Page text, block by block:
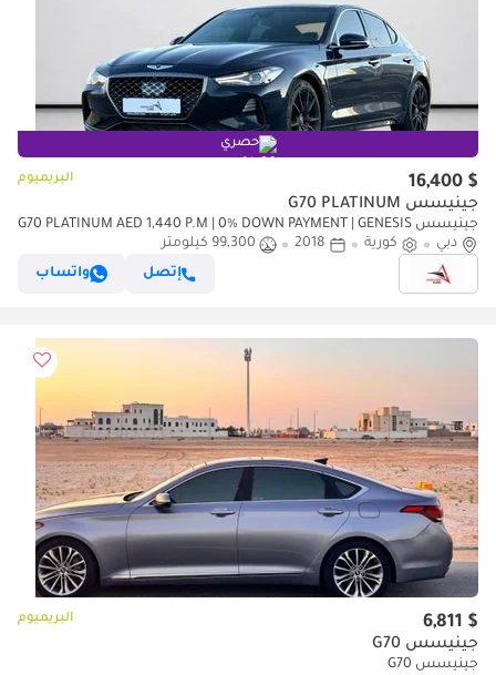
حصري
$ 16,400 البريميوم
جينيسس G70 PLATINUM
جينيسس G70 PLATINUM AED 1,440 P.M | 0% DOWN PAYMENT | GENESIS
G70 PRESTIGE | 3.3L TWIN-TURBO V6 | 2018 | KOREAN SPECS
دبي كورية 2018
99,300 كيلومتر
إتصل
واتساب
$ 6,811 البريميوم
جينيسس G70
جينيسس G70